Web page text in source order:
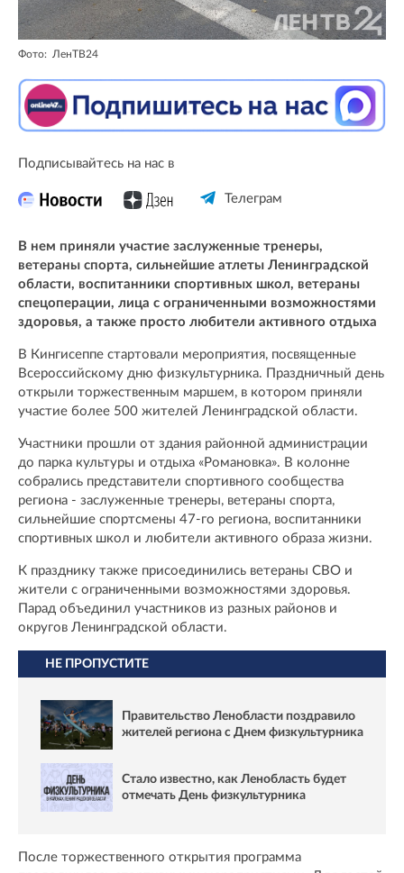
Фото: ЛенТВ24
Подписывайтесь на нас в
Телеграм
В нем приняли участие заслуженные тренеры,
ветераны спорта, сильнейшие атлеты Ленинградской
области, воспитанники спортивных школ, ветераны
спецоперации, лица с ограниченными возможностями
здоровья, а также просто любители активного отдыха
В Кингисеппе стартовали мероприятия, посвященные
Всероссийскому дню физкультурника. Праздничный день
открыли торжественным маршем, в котором приняли
участие более 500 жителей Ленинградской области.
Участники прошли от здания районной администрации
до парка культуры и отдыха «Романовка». В колонне
собрались представители спортивного сообщества
региона - заслуженные тренеры, ветераны спорта,
сильнейшие спортсмены 47-го региона, воспитанники
спортивных школ и любители активного образа жизни.
К празднику также присоединились ветераны СВО и
жители с ограниченными возможностями здоровья.
Парад объединил участников из разных районов и
округов Ленинградской области.
НЕ ПРОПУСТИТЕ
Правительство Ленобласти поздравило
жителей региона с Днем физкультурника
Стало известно, как Ленобласть будет
отмечать День физкультурника
После торжественного открытия программа